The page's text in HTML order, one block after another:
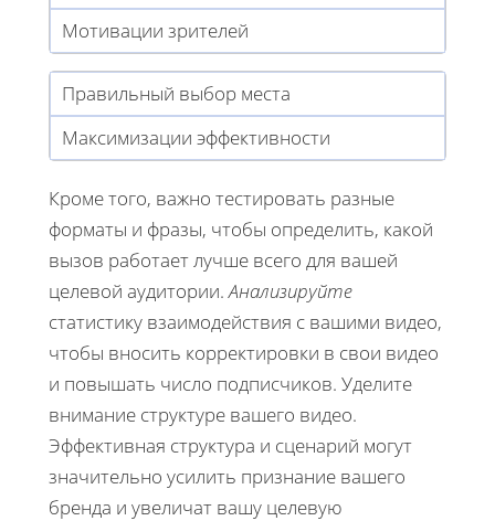
Мотивации зрителей
Правильный выбор места
Максимизации эффективности
Кроме того, важно тестировать разные
форматы и фразы, чтобы определить, какой
вызов работает лучше всего для вашей
целевой аудитории.Анализируйте
статистику взаимодействия с вашими видео,
чтобы вносить корректировки в свои видео
и повышать число подписчиков. Уделите
внимание структуре вашего видео.
Эффективная структура и сценарий могут
значительно усилить признание вашего
бренда и увеличат вашу целевую